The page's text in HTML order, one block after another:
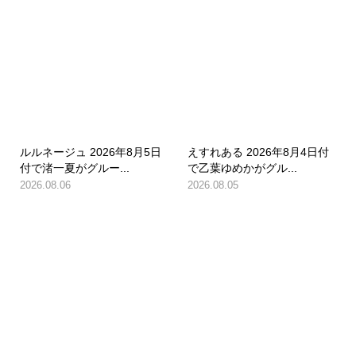
ルルネージュ 2026年8月5日
付で渚一夏がグルー...
2026.08.06
えすれある 2026年8月4日付
で乙葉ゆめかがグル...
2026.08.05